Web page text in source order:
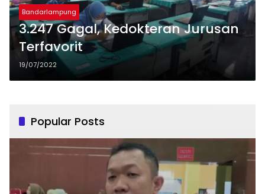
Bandarlampung
3.247 Gagal, Kedokteran Jurusan
Terfavorit
19/07/2022
Popular Posts